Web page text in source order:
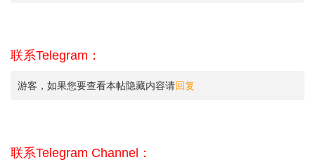
联系Telegram：
游客，如果您要查看本帖隐藏内容请回复
联系Telegram Channel：